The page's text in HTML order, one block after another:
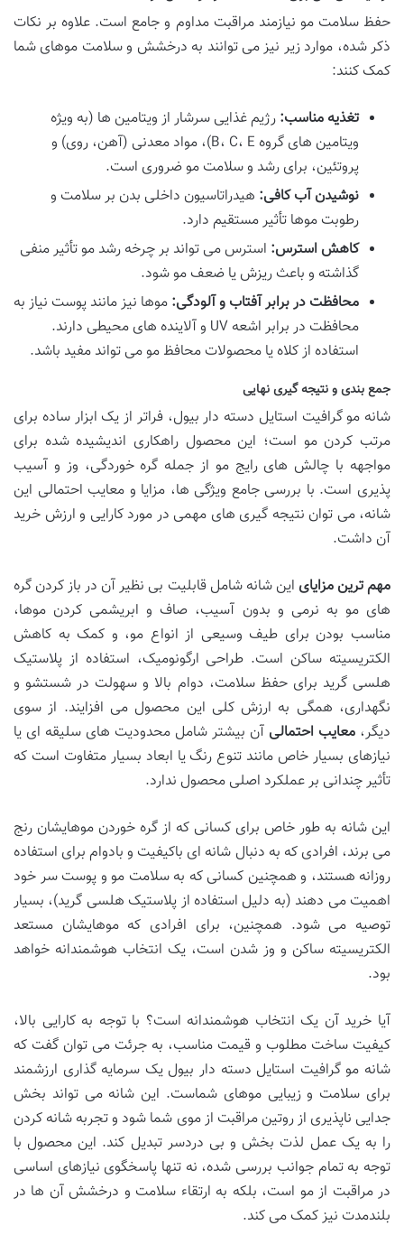
حفظ سلامت مو نیازمند مراقبت مداوم و جامع است. علاوه بر نکات
ذکر شده، موارد زیر نیز می توانند به درخشش و سلامت موهای شما
کمک کنند:
تغذیه مناسب: رژیم غذایی سرشار از ویتامین ها (به ویژه
ویتامین های گروه B، C، E)، مواد معدنی (آهن، روی) و
پروتئین، برای رشد و سلامت مو ضروری است.
نوشیدن آب کافی: هیدراتاسیون داخلی بدن بر سلامت و
رطوبت موها تأثیر مستقیم دارد.
کاهش استرس: استرس می تواند بر چرخه رشد مو تأثیر منفی
گذاشته و باعث ریزش یا ضعف مو شود.
محافظت در برابر آفتاب و آلودگی: موها نیز مانند پوست نیاز به
محافظت در برابر اشعه UV و آلاینده های محیطی دارند.
استفاده از کلاه یا محصولات محافظ مو می تواند مفید باشد.
جمع بندی و نتیجه گیری نهایی
شانه مو گرافیت استایل دسته دار بیول، فراتر از یک ابزار ساده برای
مرتب کردن مو است؛ این محصول راهکاری اندیشیده شده برای
مواجهه با چالش های رایج مو از جمله گره خوردگی، وز و آسیب
پذیری است. با بررسی جامع ویژگی ها، مزایا و معایب احتمالی این
شانه، می توان نتیجه گیری های مهمی در مورد کارایی و ارزش خرید
آن داشت.
مهم ترین مزایای این شانه شامل قابلیت بی نظیر آن در باز کردن گره
های مو به نرمی و بدون آسیب، صاف و ابریشمی کردن موها،
مناسب بودن برای طیف وسیعی از انواع مو، و کمک به کاهش
الکتریسیته ساکن است. طراحی ارگونومیک، استفاده از پلاستیک
هلسی گرید برای حفظ سلامت، دوام بالا و سهولت در شستشو و
نگهداری، همگی به ارزش کلی این محصول می افزایند. از سوی
دیگر، معایب احتمالی آن بیشتر شامل محدودیت های سلیقه ای یا
نیازهای بسیار خاص مانند تنوع رنگ یا ابعاد بسیار متفاوت است که
تأثیر چندانی بر عملکرد اصلی محصول ندارد.
این شانه به طور خاص برای کسانی که از گره خوردن موهایشان رنج
می برند، افرادی که به دنبال شانه ای باکیفیت و بادوام برای استفاده
روزانه هستند، و همچنین کسانی که به سلامت مو و پوست سر خود
اهمیت می دهند (به دلیل استفاده از پلاستیک هلسی گرید)، بسیار
توصیه می شود. همچنین، برای افرادی که موهایشان مستعد
الکتریسیته ساکن و وز شدن است، یک انتخاب هوشمندانه خواهد
بود.
آیا خرید آن یک انتخاب هوشمندانه است؟ با توجه به کارایی بالا،
کیفیت ساخت مطلوب و قیمت مناسب، به جرئت می توان گفت که
شانه مو گرافیت استایل دسته دار بیول یک سرمایه گذاری ارزشمند
برای سلامت و زیبایی موهای شماست. این شانه می تواند بخش
جدایی ناپذیری از روتین مراقبت از موی شما شود و تجربه شانه کردن
را به یک عمل لذت بخش و بی دردسر تبدیل کند. این محصول با
توجه به تمام جوانب بررسی شده، نه تنها پاسخگوی نیازهای اساسی
در مراقبت از مو است، بلکه به ارتقاء سلامت و درخشش آن ها در
بلندمدت نیز کمک می کند.